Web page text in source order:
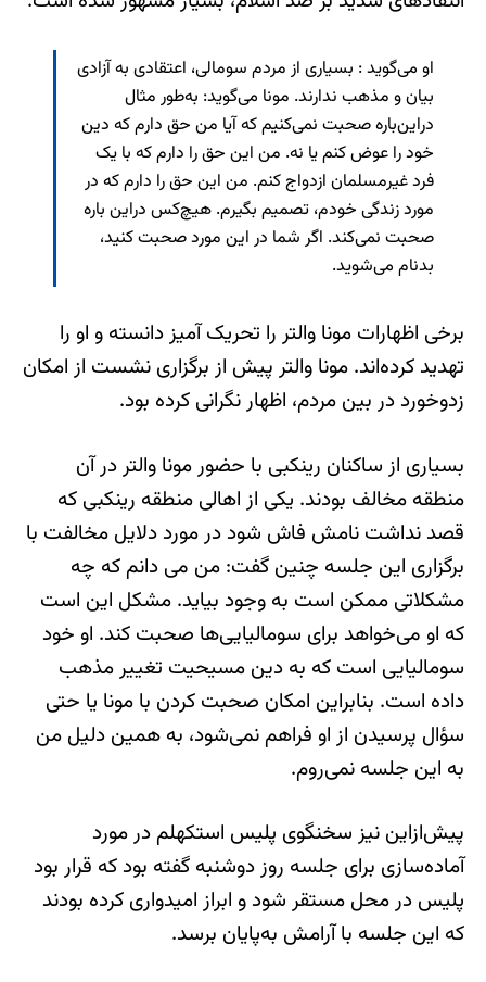
او می‌گوید : بسیاری از مردم سومالی، اعتقادی به آزادی
بیان و مذهب ندارند. مونا می‌گوید: به‌طور مثال
دراین‌باره صحبت نمی‌کنیم که آیا من حق دارم که دین
خود را عوض کنم یا نه. من این حق را دارم که با یک
فرد غیرمسلمان ازدواج کنم. من این حق را دارم که در
مورد زندگی خودم، تصمیم بگیرم. هیچ‌کس دراین باره
صحبت نمی‌کند. اگر شما در این مورد صحبت کنید،
بدنام می‌شوید.
برخی اظهارات مونا والتر را تحریک آمیز دانسته و او را
تهدید کرده‌اند. مونا والتر پیش از برگزاری نشست از امکان
زدوخورد در بین مردم، اظهار نگرانی کرده بود.
بسیاری از ساکنان رینکبی با حضور مونا والتر در آن
منطقه مخالف بودند. یکی از اهالی منطقه رینکبی که
قصد نداشت نامش فاش شود در مورد دلایل مخالفت با
برگزاری این جلسه چنین گفت: من می دانم که چه
مشکلاتی ممکن است به وجود بیاید. مشکل این است
که او می‌خواهد برای سومالیایی‌ها صحبت کند. او خود
سومالیایی است که به دین مسیحیت تغییر مذهب
داده است. بنابراین امکان صحبت کردن با مونا یا حتی
سؤال پرسیدن از او فراهم نمی‌شود، به همین دلیل من
به این جلسه نمی‌روم.
پیش‌ازاین نیز سخنگوی پلیس استکهلم در مورد
آماده‌سازی برای جلسه روز دوشنبه گفته بود که قرار بود
پلیس در محل مستقر شود و ابراز امیدواری کرده بودند
که این جلسه با آرامش به‌پایان برسد.